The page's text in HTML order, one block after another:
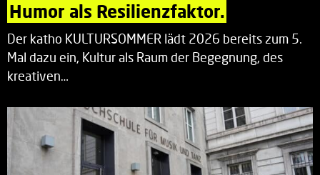
Humor als Resilienzfaktor.
Der katho KULTURSOMMER lädt 2026 bereits zum 5.
Mal dazu ein, Kultur als Raum der Begegnung, des
kreativen…